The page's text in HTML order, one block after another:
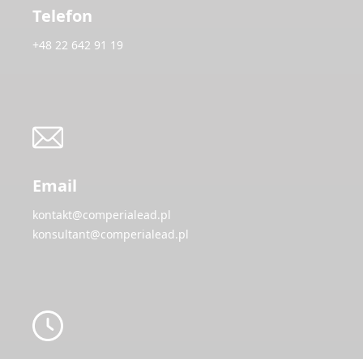
Telefon
+48 22 642 91 19
Email
kontakt@comperialead.pl
konsultant@comperialead.pl